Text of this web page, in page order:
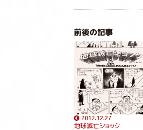
前後の記事
2012.12.27
地球滅亡ショック